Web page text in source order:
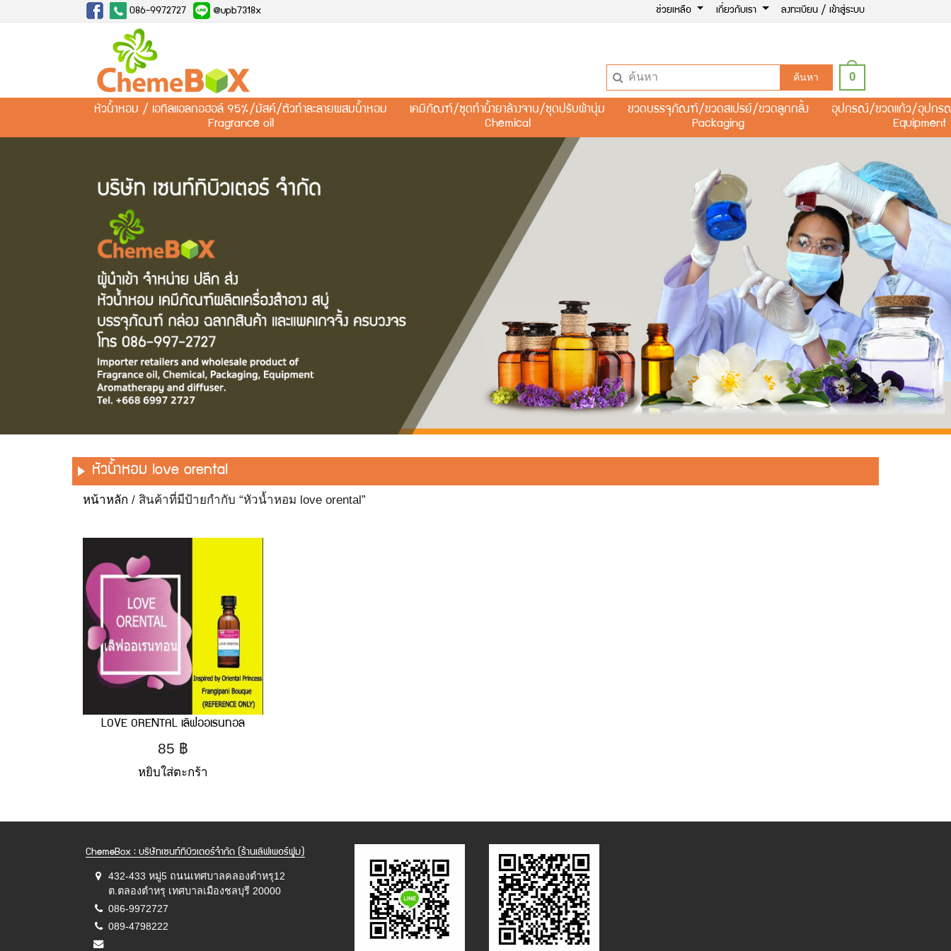
086-9972727 @upb7318x ช่วยเหลือ เกี่ยวกับเรา ลงทะเบียน / เข้าสู่ระบบ
ค้นหา 0
หัวน้ำหอม / เอทิลแอลกอฮอล์ 95%/มัสค์/ตัวทำละลายผสมน้ำหอม
Fragrance oil
เคมีภัณฑ์/ชุดทำน้ำยาล้างจาน/ชุดปรับผ้านุ่ม
Chemical
ขวดบรรจุภัณฑ์/ขวดสเปรย์/ขวดลูกกลิ้ง
Packaging
อุปกรณ์/ขวดแก้ว/อุปกร
Equipment
หัวน้ำหอม love orental
หน้าหลัก / สินค้าที่มีป้ายกำกับ “หัวน้ำหอม love orental”
LOVE ORENTAL เลิฟออเรนทอล
85 ฿
หยิบใส่ตะกร้า
ChemeBox : บริษัทเซนท์ทิบิวเตอร์จำกัด (ร้านเลิฟเพอร์ฟูม)
432-433 หมู่5 ถนนเทศบาลคลองตำหรุ12
ต.ตลองตำหรุ เทศบาลเมืองชลบุรี 20000
086-9972727
089-4798222